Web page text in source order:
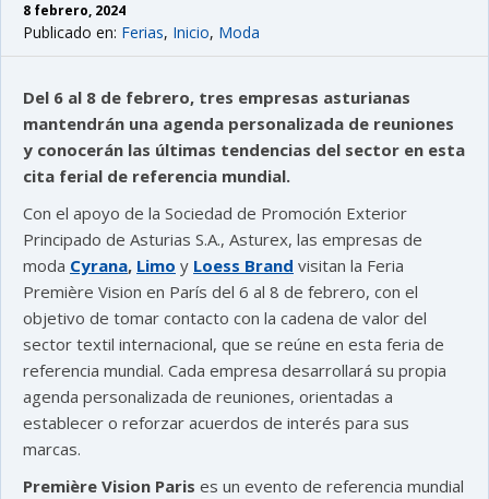
8 febrero, 2024
Publicado en: Ferias, Inicio, Moda
Del 6 al 8 de febrero, tres empresas asturianas
mantendrán una agenda personalizada de reuniones
y conocerán las últimas tendencias del sector en esta
cita ferial de referencia mundial.
Con el apoyo de la Sociedad de Promoción Exterior
Principado de Asturias S.A., Asturex, las empresas de
moda Cyrana, Limo y Loess Brand visitan la Feria
Première Vision en París del 6 al 8 de febrero, con el
objetivo de tomar contacto con la cadena de valor del
sector textil internacional, que se reúne en esta feria de
referencia mundial. Cada empresa desarrollará su propia
agenda personalizada de reuniones, orientadas a
establecer o reforzar acuerdos de interés para sus
marcas.
Première Vision Paris es un evento de referencia mundial